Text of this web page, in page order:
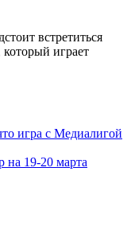
встретиться
играет
игра с Медиалигой
на 19-20 марта